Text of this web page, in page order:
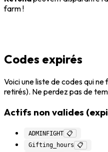
farm !
Codes expirés
Voici une liste de codes qui
retirés). Ne perdez pas de
Actifs non valides
ADMINFIGHT 📋
Gifting_hours 📋